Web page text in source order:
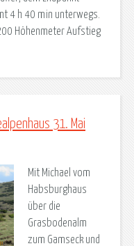
4 h 40 min unterwegs.
Höhenmeter Aufstieg
31. Mai
Mit Michael vom
Habsburghaus
über die
Grasbodenalm
zum Gamseck und